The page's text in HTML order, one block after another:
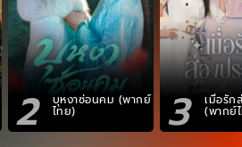
2 บุหงาซ่อนคม (พากย์
ไทย) 3 เมื่อรัก
(พากย์